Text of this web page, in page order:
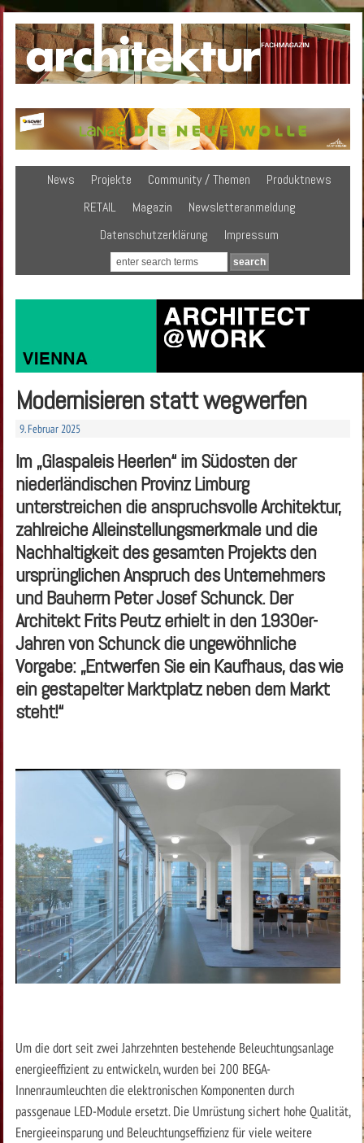
News Projekte Community / Themen
Produktnews
RETAIL
Magazin
Newsletteranmeldung
Datenschutzerklärung
Impressum
Modernisieren statt wegwerfen
9. Februar 2025
Im „Glaspaleis Heerlen“ im Südosten der
niederländischen Provinz Limburg
unterstreichen die anspruchsvolle Architektur,
zahlreiche Alleinstellungsmerkmale und die
Nachhaltigkeit des gesamten Projekts den
ursprünglichen Anspruch des Unternehmers
und Bauherrn Peter Josef Schunck. Der
Architekt Frits Peutz erhielt in den 1930er-
Jahren von Schunck die ungewöhnliche
Vorgabe: „Entwerfen Sie ein Kaufhaus, das wie
ein gestapelter Marktplatz neben dem Markt
steht!“
Um die dort seit zwei Jahrzehnten bestehende Beleuchtungsanlage
energieeffizient zu entwickeln, wurden bei 200 BEGA-
Innenraumleuchten die elektronischen Komponenten durch
passgenaue LED-Module ersetzt. Die Umrüstung sichert hohe Qualität,
Energieeinsparung und Beleuchtungseffizienz für viele weitere